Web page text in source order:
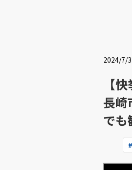
2024/7/
【
長崎
でも
#